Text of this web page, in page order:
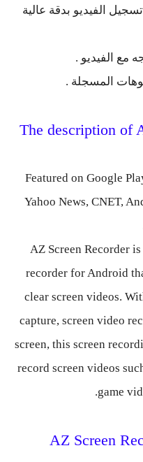
الفيديو بدقة عالية
مع الفيديو .
المسجلة .
The description of
Featured on Google
Yahoo News, CNET,
AZ Screen Recorder
recorder for Android
clear screen videos.
capture, screen video
screen, this screen
record screen videos
game
AZ Screen